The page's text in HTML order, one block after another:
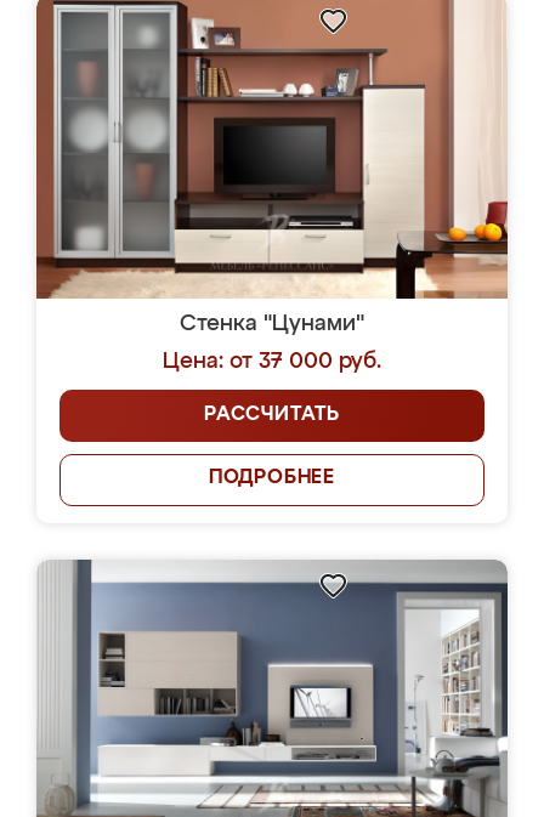
Стенка "Цунами"
Цена: от 37 000 руб.
РАССЧИТАТЬ
ПОДРОБНЕЕ